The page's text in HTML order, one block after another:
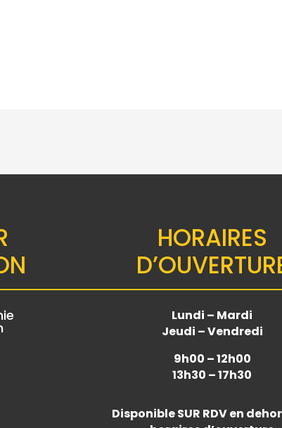
HORAIRES
Lundi – Mardi
Jeudi – Vendredi
9h00 – 12h00
13h30 – 17h30
DisponibleSUR RDVen